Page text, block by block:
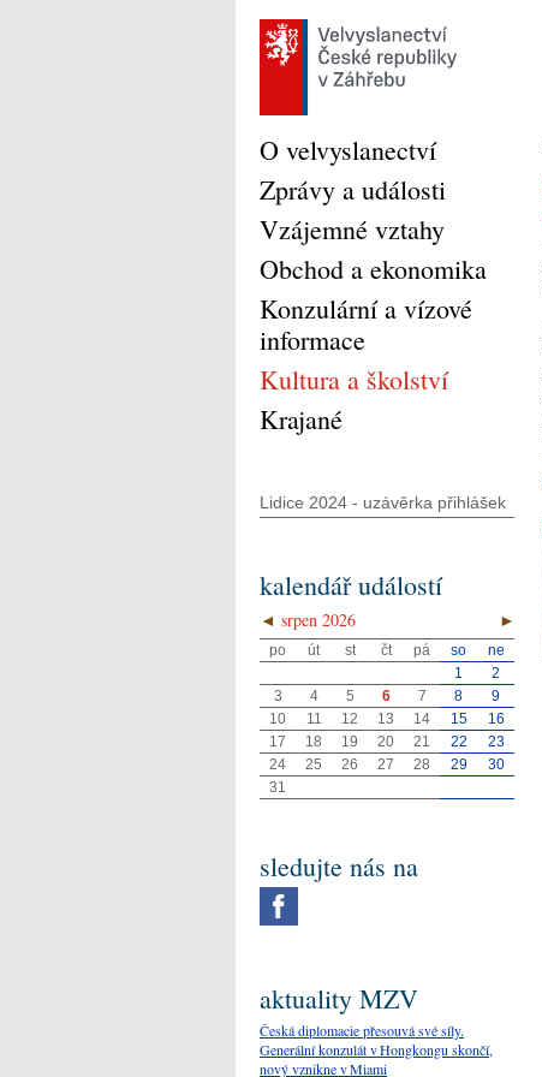
O velvyslanectví
Zprávy a události
Vzájemné vztahy
Obchod a ekonomika
Konzulární a vízové
informace
Kultura a školství
Krajané
Lidice 2024 - uzávěrka přihlášek
kalendář událostí
◄ ►
srpen 2026
po út st čt pá so
ne
1
2
3
4 5 6 7 8
9
10
11 12 13 14 15
16
17
18 19 20 21 22
23
24
25 26 27 28 29
30
31
sledujte nás na
aktuality MZV
Česká diplomacie přesouvá své síly.
Generální konzulát v Hongkongu skončí,
nový vznikne v Miami